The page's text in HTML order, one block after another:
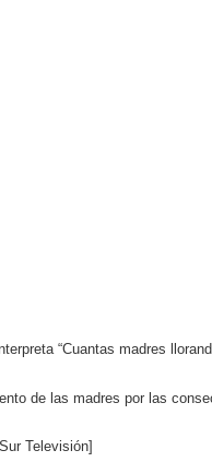
“Cuantas madres
de las madres por las
Televisión]